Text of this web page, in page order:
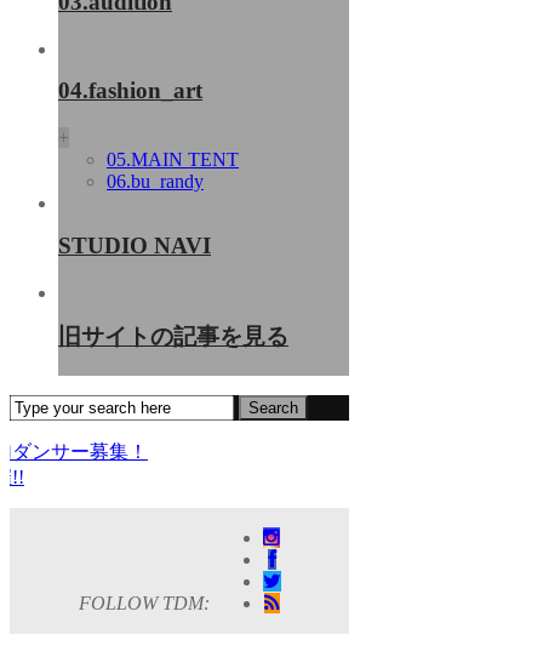
04.fashion_art
+
05.MAIN TENT
06.bu_randy
STUDIO NAVI
旧サイトの記事を見る
募集！
神奈川芸術劇場『未練の幽霊と怪物―「珊瑚」「円山
挑むダンス公演『ANTENNA』 Produced by YOH UENO
GREATEST SHOW FINAL 2DAYS
FOLLOW TDM: